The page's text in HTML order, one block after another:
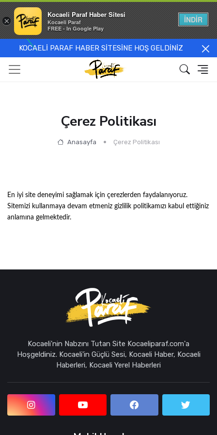
KOCAELİ PARAF HABER SİTESİNE HOŞ GELDİNİZ
Çerez Politikası
Anasayfa Çerez Politikası
En iyi site deneyimi sağlamak için çerezlerden faydalanıyoruz.
Sitemizi kullanmaya devam etmeniz gizlilik politikamızı kabul ettiğiniz
anlamına gelmektedir.
Kocaeli'nin Nabzını Tutan Site Kocaeliparaf.com'a
Hoşgeldiniz. Kocaeli'in Güçlü Sesi, Kocaeli Haber, Kocaeli
Haberleri, Kocaeli Yerel Haberleri
×
Kocaeli Paraf Haber Sitesi
Kocaeli Paraf
FREE - In Google Play
İNDİR